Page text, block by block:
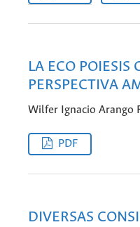
LA ECO­
PERSPECTIVA
Wilfer Ignacio Arango
PDF
DIVERSAS